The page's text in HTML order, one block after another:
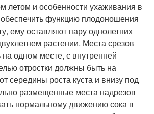
летом и особенности ухаживания в
функцию плодоношения
ему оставляют пару однолетних
растении. Места срезов
на одном месте, с внутренней
отростки должны быть на
середины роста куста и внизу под
размещенные места надрезов
нормальному движению сока в